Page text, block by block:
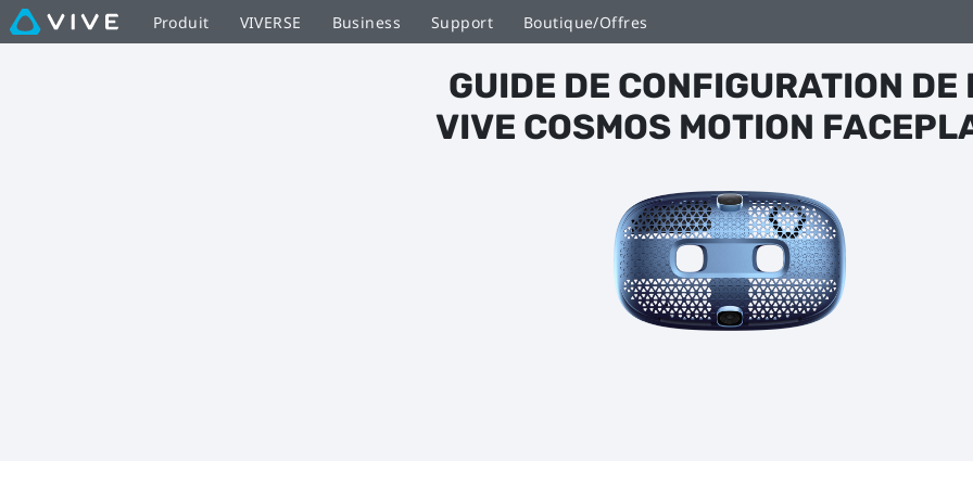
VIVE
Produit VIVERSE Business Support Boutique/Offres
GUIDE DE CONFIGURATION DE
VIVE COSMOS MOTION